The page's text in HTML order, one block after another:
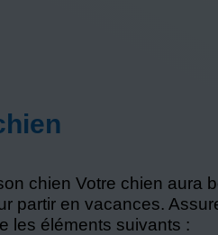
chien Votre chien aura
partir en vacances.
les éléments suivants :